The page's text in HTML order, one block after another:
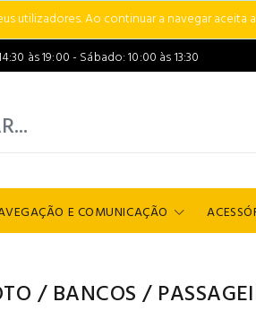
utilizadores. Ao continuar a navegar aceita
às 19:00 - Sábado: 10:00 às 13:30
E COMUNICAÇÃO
/ BANCOS /